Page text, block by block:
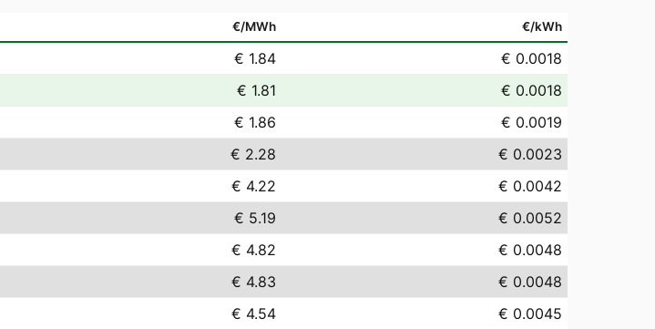
€/MWh €/kWh
€ 1.84
€ 0.0018
€ 1.81
€ 0.0018
€ 1.86
€ 0.0019
€ 2.28
€ 0.0023
€ 4.22
€ 0.0042
€ 5.19
€ 0.0052
€ 4.82
€ 0.0048
€ 4.83
€ 0.0048
€ 4.54
€ 0.0045